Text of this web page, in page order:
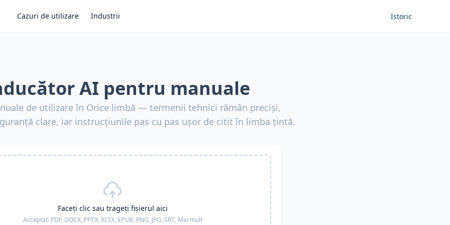
Cazuri de utilizare Industrii Istoric
AI pentru manuale
de utilizare în Orice limbă — termenii tehnici rămân preciși,
clare, iar instrucțiunile pas cu pas ușor de citit în limba țintă.
Faceți clic sau trageți fișierul aici
Acceptat: PDF, DOCX, PPTX, XLSX, EPUB, PNG, JPG, SRT, Mai mult